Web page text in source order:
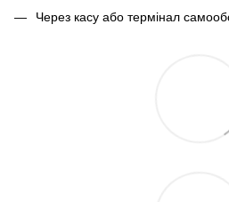
Через касу або термінал